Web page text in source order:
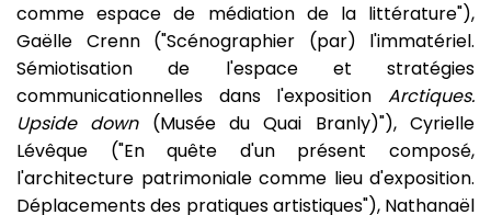
comme espace de médiation de la littérature"),
Gaëlle Crenn ("Scénographier (par) l'immatériel.
Sémiotisation de l'espace et stratégies
communicationnelles dans l'exposition Arctiques.
Upside down(Musée du Quai Branly)"), Cyrielle
Lévêque ("En quête d'un présent composé,
l'architecture patrimoniale comme lieu d'exposition.
Déplacements des pratiques artistiques"), Nathanaël